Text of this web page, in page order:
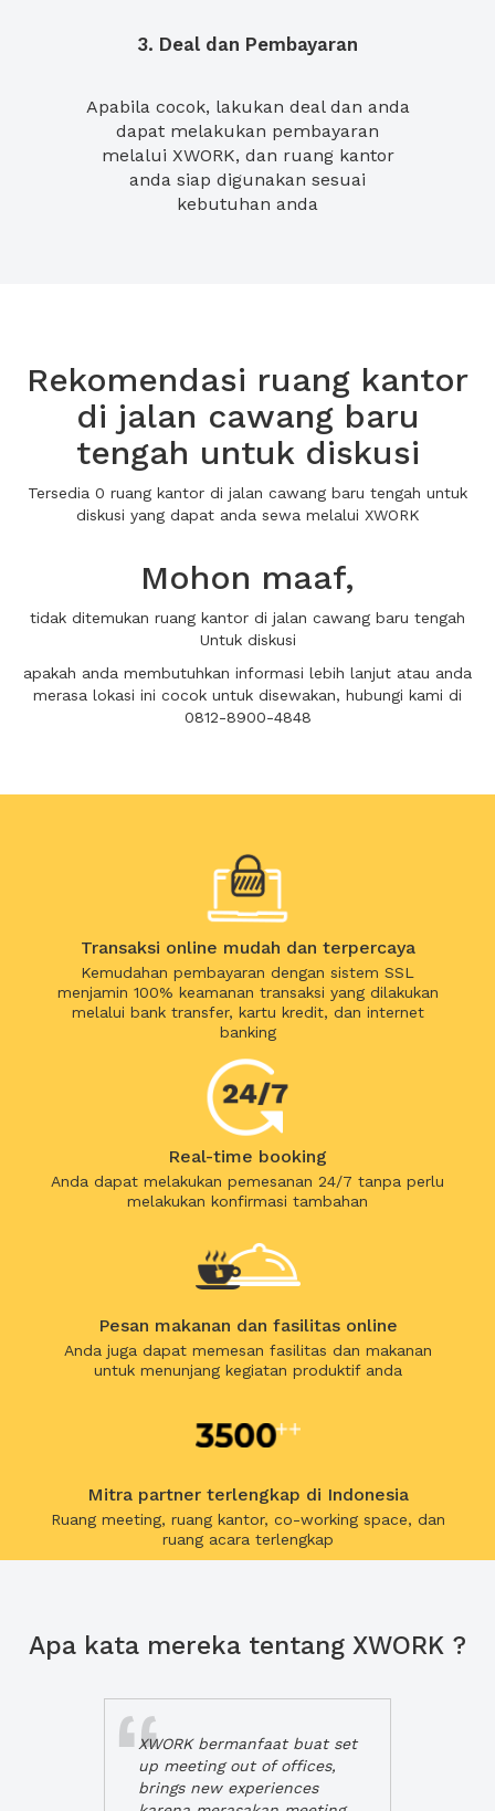
3. Deal dan Pembayaran
Apabila cocok, lakukan deal dan anda
dapat melakukan pembayaran
melalui XWORK, dan ruang kantor
anda siap digunakan sesuai
kebutuhan anda
Rekomendasi ruang kantor
di jalan cawang baru
tengah untuk diskusi
Tersedia 0 ruang kantor di jalan cawang baru tengah untuk
diskusi yang dapat anda sewa melalui XWORK
Mohon maaf,
tidak ditemukan ruang kantor di jalan cawang baru tengah
Untuk diskusi
apakah anda membutuhkan informasi lebih lanjut atau anda
merasa lokasi ini cocok untuk disewakan, hubungi kami di
0812-8900-4848
Transaksi online mudah dan terpercaya
Kemudahan pembayaran dengan sistem SSL
menjamin 100% keamanan transaksi yang dilakukan
melalui bank transfer, kartu kredit, dan internet
banking
Real-time booking
Anda dapat melakukan pemesanan 24/7 tanpa perlu
melakukan konfirmasi tambahan
Pesan makanan dan fasilitas online
Anda juga dapat memesan fasilitas dan makanan
untuk menunjang kegiatan produktif anda
Mitra partner terlengkap di Indonesia
Ruang meeting, ruang kantor, co-working space, dan
ruang acara terlengkap
Apa kata mereka tentang XWORK ?
XWORK bermanfaat buat set
up meeting out of offices,
brings new experiences